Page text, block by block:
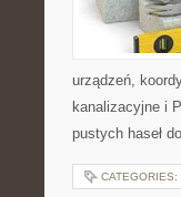
urządzeń,
kanalizacyjne i
pustych haseł
CATEGORIES: